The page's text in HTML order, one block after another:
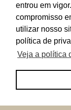
entrou em
compromisso
utilizar nosso
política de
Veja a política